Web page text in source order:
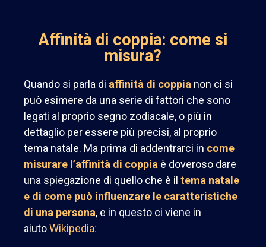
Affinità di coppia: come si
misura?
Quando si parla di affinità di coppia non ci si
può esimere da una serie di fattori che sono
legati al proprio segno zodiacale, o più in
dettaglio per essere più precisi, al proprio
tema natale. Ma prima di addentrarci in come
misurare l’affinità di coppia è doveroso dare
una spiegazione di quello che è il tema natale
e di come può influenzare le caratteristiche
di una persona, e in questo ci viene in
aiutoWikipedia: